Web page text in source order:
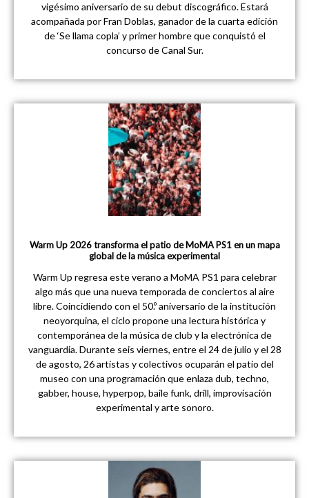
vigésimo aniversario de su debut discográfico. Estará
acompañada por Fran Doblas, ganador de la cuarta edición
de ‘Se llama copla’ y primer hombre que conquistó el
concurso de Canal Sur.
Warm Up 2026 transforma el patio de MoMA PS1 en un mapa
global de la música experimental
Warm Up regresa este verano a MoMA PS1 para celebrar
algo más que una nueva temporada de conciertos al aire
libre. Coincidiendo con el 50.º aniversario de la institución
neoyorquina, el ciclo propone una lectura histórica y
contemporánea de la música de club y la electrónica de
vanguardia. Durante seis viernes, entre el 24 de julio y el 28
de agosto, 26 artistas y colectivos ocuparán el patio del
museo con una programación que enlaza dub, techno,
gabber, house, hyperpop, baile funk, drill, improvisación
experimental y arte sonoro.